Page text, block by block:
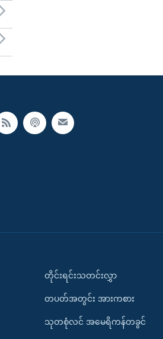
တိုင်းရင်းသတင်းလွှာ
တပတ်အတွင်း အားကစား
သုတစုံလင် အမေရိကန်တခွင်